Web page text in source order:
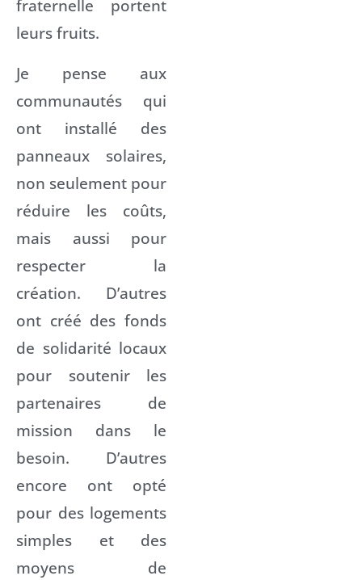
fraternelle portent
leurs fruits.
Je pense aux
communautés qui
ont installé des
panneaux solaires,
non seulement pour
réduire les coûts,
mais aussi pour
respecter la
création. D’autres
ont créé des fonds
de solidarité locaux
pour soutenir les
partenaires de
mission dans le
besoin. D’autres
encore ont opté
pour des logements
simples et des
moyens de